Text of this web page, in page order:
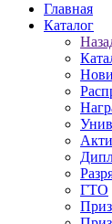
Главная
Каталог
ГТО